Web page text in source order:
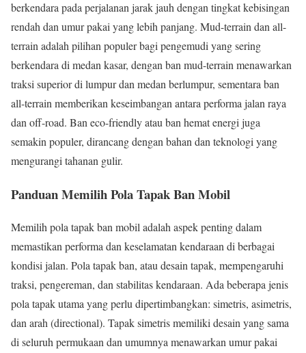
berkendara pada perjalanan jarak jauh dengan tingkat kebisingan
rendah dan umur pakai yang lebih panjang. Mud-terrain dan all-
terrain adalah pilihan populer bagi pengemudi yang sering
berkendara di medan kasar, dengan ban mud-terrain menawarkan
traksi superior di lumpur dan medan berlumpur, sementara ban
all-terrain memberikan keseimbangan antara performa jalan raya
dan off-road. Ban eco-friendly atau ban hemat energi juga
semakin populer, dirancang dengan bahan dan teknologi yang
mengurangi tahanan gulir.
Panduan Memilih Pola Tapak Ban Mobil
Memilih pola tapak ban mobil adalah aspek penting dalam
memastikan performa dan keselamatan kendaraan di berbagai
kondisi jalan. Pola tapak ban, atau desain tapak, mempengaruhi
traksi, pengereman, dan stabilitas kendaraan. Ada beberapa jenis
pola tapak utama yang perlu dipertimbangkan: simetris, asimetris,
dan arah (directional). Tapak simetris memiliki desain yang sama
di seluruh permukaan dan umumnya menawarkan umur pakai